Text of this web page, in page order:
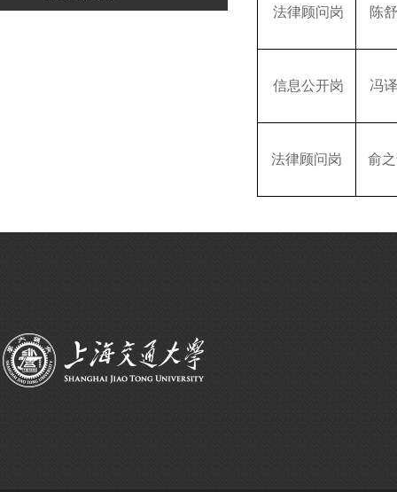
法律顾问岗 陈
信息公开岗 冯
法律顾问岗 俞